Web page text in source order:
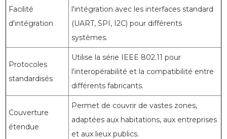
Facilité
d'intégration
l'intégration avec les interfaces standard
(UART, SPI, I2C) pour différents
systèmes.
Protocoles
standardisés
Utilise la série IEEE 802.11 pour
l'interopérabilité et la compatibilité entre
différents fabricants.
Couverture
étendue
Permet de couvrir de vastes zones,
adaptées aux habitations, aux entreprises
et aux lieux publics.